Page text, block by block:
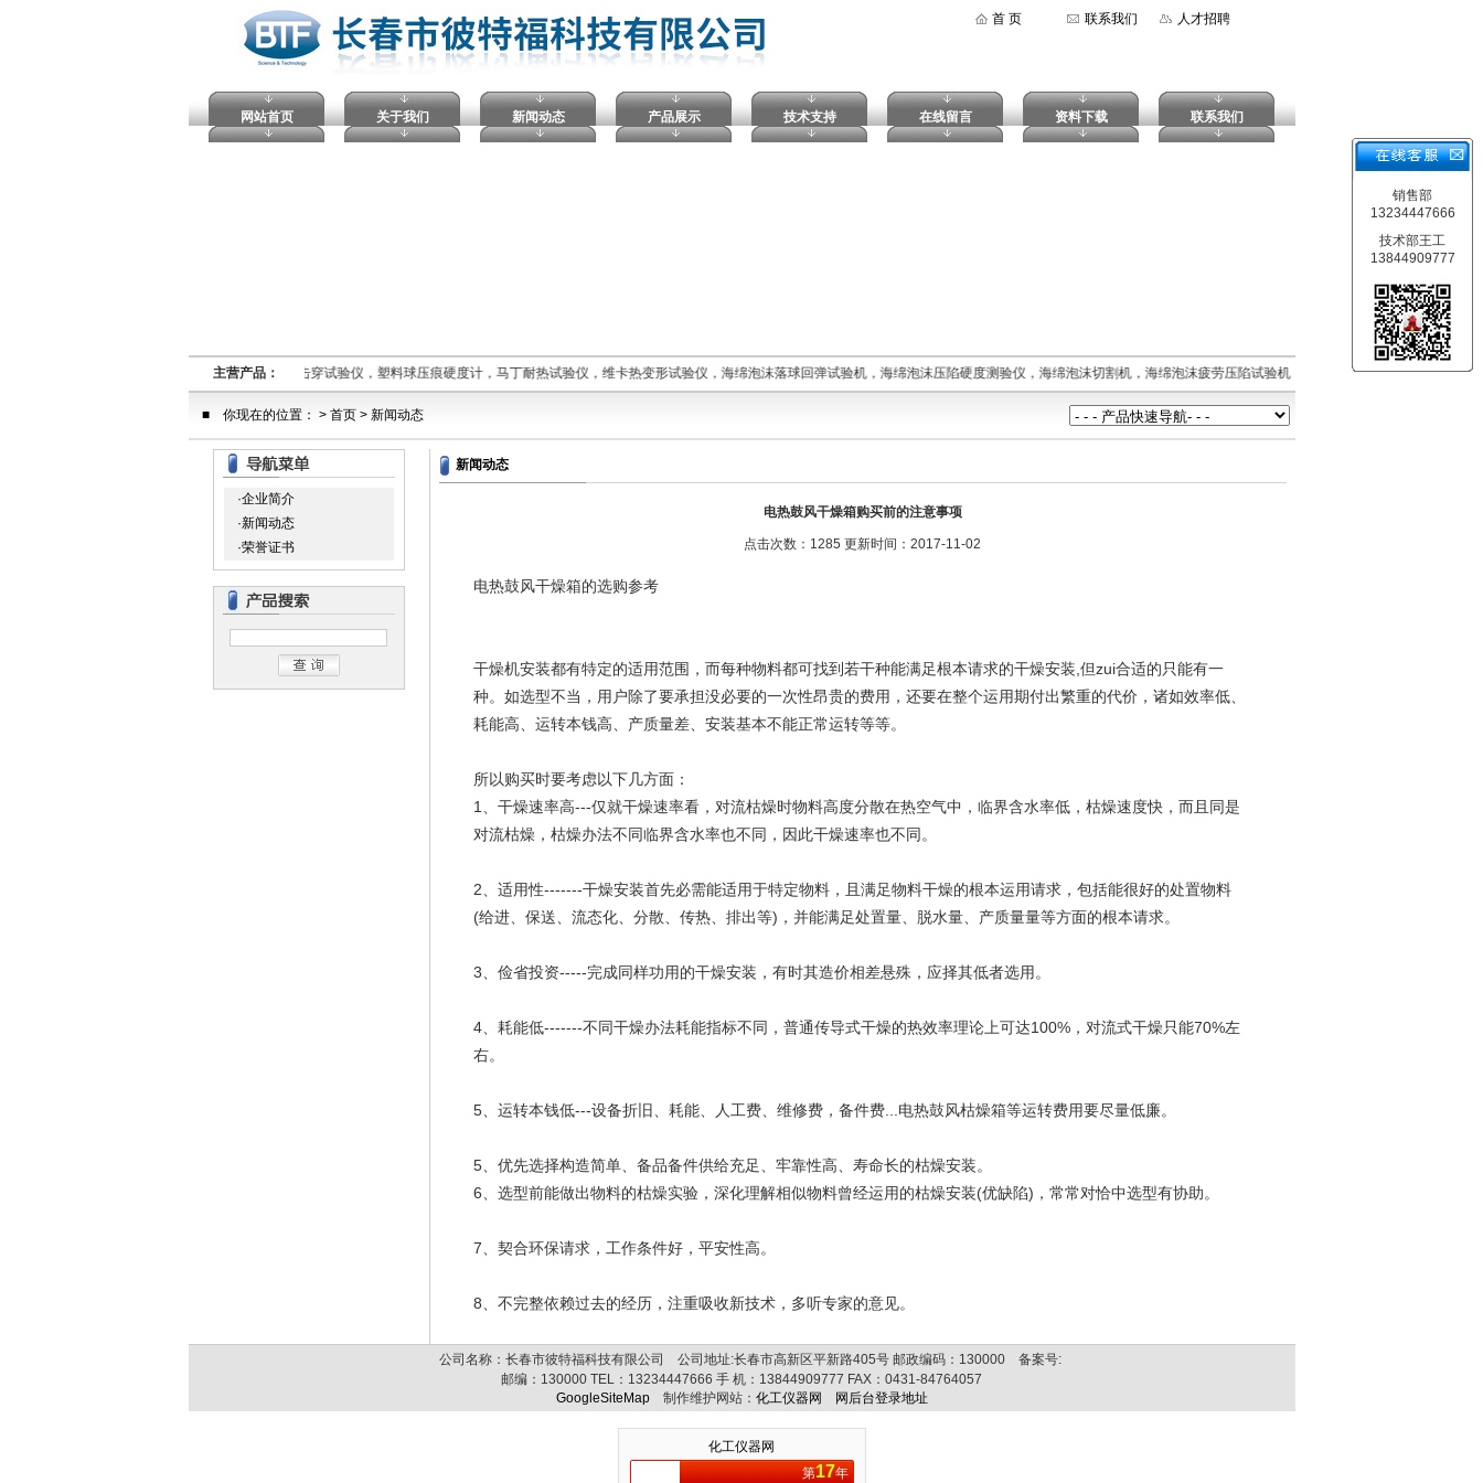
首 页 联系我们 人才招聘
网站首页 关于我们 新闻动态 产品展示 技术支持 在线留言 资料下载 联系我们
主营产品：
熔融指数仪,电压击穿试验仪，塑料球压痕硬度计，马丁耐热试验仪，维卡热变形试验仪，海绵泡沫落球回弹试验机，海绵泡沫压陷硬度测验仪，海绵泡沫切割机，海绵泡沫疲劳压陷试验机，海绵泡沫拉伸强度试验机
销售部
13234447666
技术部王工
13844909777
■ 你现在的位置： > 首页> 新闻动态
·企业简介
·新闻动态
·荣誉证书
新闻动态
电热鼓风干燥箱购买前的注意事项
点击次数：1285 更新时间：2017-11-02
电热鼓风干燥箱的选购参考
干燥机安装都有特定的适用范围，而每种物料都可找到若干种能满足根本请求的干燥安装,但zui合适的只能有一
种。如选型不当，用户除了要承担没必要的一次性昂贵的费用，还要在整个运用期付出繁重的代价，诸如效率低、
耗能高、运转本钱高、产质量差、安装基本不能正常运转等等。
所以购买时要考虑以下几方面：
1、干燥速率高---仅就干燥速率看，对流枯燥时物料高度分散在热空气中，临界含水率低，枯燥速度快，而且同是
对流枯燥，枯燥办法不同临界含水率也不同，因此干燥速率也不同。
2、适用性-------干燥安装首先必需能适用于特定物料，且满足物料干燥的根本运用请求，包括能很好的处置物料
(给进、保送、流态化、分散、传热、排出等)，并能满足处置量、脱水量、产质量量等方面的根本请求。
3、俭省投资-----完成同样功用的干燥安装，有时其造价相差悬殊，应择其低者选用。
4、耗能低-------不同干燥办法耗能指标不同，普通传导式干燥的热效率理论上可达100%，对流式干燥只能70%左
右。
5、运转本钱低---设备折旧、耗能、人工费、维修费，备件费...电热鼓风枯燥箱等运转费用要尽量低廉。
5、优先选择构造简单、备品备件供给充足、牢靠性高、寿命长的枯燥安装。
6、选型前能做出物料的枯燥实验，深化理解相似物料曾经运用的枯燥安装(优缺陷)，常常对恰中选型有协助。
7、契合环保请求，工作条件好，平安性高。
8、不完整依赖过去的经历，注重吸收新技术，多听专家的意见。
公司名称：长春市彼特福科技有限公司 公司地址:长春市高新区平新路405号 邮政编码：130000 备案号:
邮编： 130000 TEL： 13234447666 手 机： 13844909777 FAX： 0431-84764057
GoogleSiteMap制作维护网站： 化工仪器网 网后台登录地址
化工仪器网
第17年